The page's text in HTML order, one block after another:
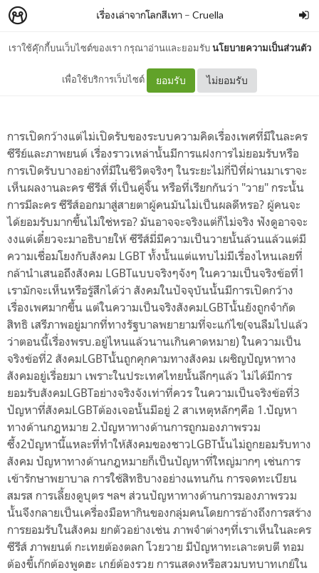
เราใช้คุ๊กกี้บนเว็บไซต์ของเรา กรุณาอ่านและยอมรับนโยบายความเป็นส่วนตัว
เพื่อใช้บริการเว็บไซต์ ยอมรับ ไม่ยอมรับ
เรื่องเล่าจากโลกสีเทา– Cruella
ซีรีย์วาย กับ สังคมไทย
การเปิดกว้างแต่ไม่เปิดรับของระบบความคิดเรื่องเพศที่มีในละคร
ซีรีย์และภาพยนต์ เรื่องราวเหล่านั้นมีการแฝงการไม่ยอมรับหรือ
การเปิดรับบางอย่างที่มีในชีวิตจริงๆ ในระยะไม่กี่ปีที่ผ่านมาเราจะ
เห็นผลงานละคร ซีรีส์ ที่เป็นคู่จิ้น หรือที่เรียกกันว่า "วาย" กระนั้น
การมีละคร ซีรีส์ออกมาสู่สายตาผู้คนมันไม่เป็นผลดีหรอ? ผู้คนจะ
ได้ยอมรับมากขึ้นไม่ใช่หรอ? มันอาจจะจริงแต่ก็ไม่จริง ฟังดูอาจจะ
งงแต่เดี๋ยวจะมาอธิบายให้ ซีรีส์มี่มีความเป็นวายนั้นล้วนแล้วแต่มี
ความเชื่อมโยงกับสังคม LGBT ทั้งนั้นแต่แทบไม่มีเรื่องไหนเลยที่
กล้านำเสนอถึงสังคม LGBTแบบจริงๆจังๆ ในความเป็นจริงข้อที่1
เรามักจะเห็นหรือรู้สึกได้ว่า สังคมในปัจจุบันนั้นมีการเปิดกว้าง
เรื่องเพศมากขึ้น แต่ในความเป็นจริงสังคมLGBTนั้นยังถูกจำกัด
สิทธิ เสรีภาพอยู่มากที่ทางรัฐบาลพยายามที่จะแก้ไข(จนลืมไปแล้ว
ว่าตอนนี้เรื่องพรบ.อยู่ไหนแล้วนานเกินคาดหมาย) ในความเป็น
จริงข้อที่2 สังคมLGBTนั้นถูกคุกคามทางสังคม เผชิญปัญหาทาง
สังคมอยู่เรื่อยมา เพราะในประเทศไทยนั้นลึกๆแล้ว ไม่ได้มีการ
ยอมรับสังคมLGBTอย่างจริงจังเท่าที่ควร ในความเป็นจริงข้อที่3
ปัญหาที่สังคมLGBTต้องเจอนั้นมีอยู่ 2 สาเหตุหลักๆคือ 1.ปัญหา
ทางด้านกฎหมาย 2.ปัญหาทางด้านการถูกมองภาพรวม
ซึ้ง2ปัญหานี้แหละที่ทำให้สังคมของชาวLGBTนั้นไม่ถูกยอมรับทาง
สังคม ปัญหาทางด้านกฎหมายก็เป็นปัญหาที่ใหญ่มากๆ เช่นการ
เข้ารักษาพยาบาล การใช้สิทธิบางอย่างแทนกัน การจดทะเบียน
สมรส การเลี้ยงดูบุตร ฯลฯ ส่วนปัญหาทางด้านการมองภาพรวม
นั้นจึงกลายเป็นเครื่องมือหากินของกลุ่มคนโดยการอ้างถึงการสร้าง
การยอมรับในสังคม ยกตัวอย่างเช่น ภาพจำต่างๆที่เราเห็นในละคร
ซีรีส์ ภาพยนต์ กะเทยต้องตลก โวยวาย มีปัญหาทะเลาะตบตี ทอม
ต้องขี้เก๊กต้องพูดฮะ เกย์ต้องรวย การแสดงหรือสวมบทบาทเกย์ใน